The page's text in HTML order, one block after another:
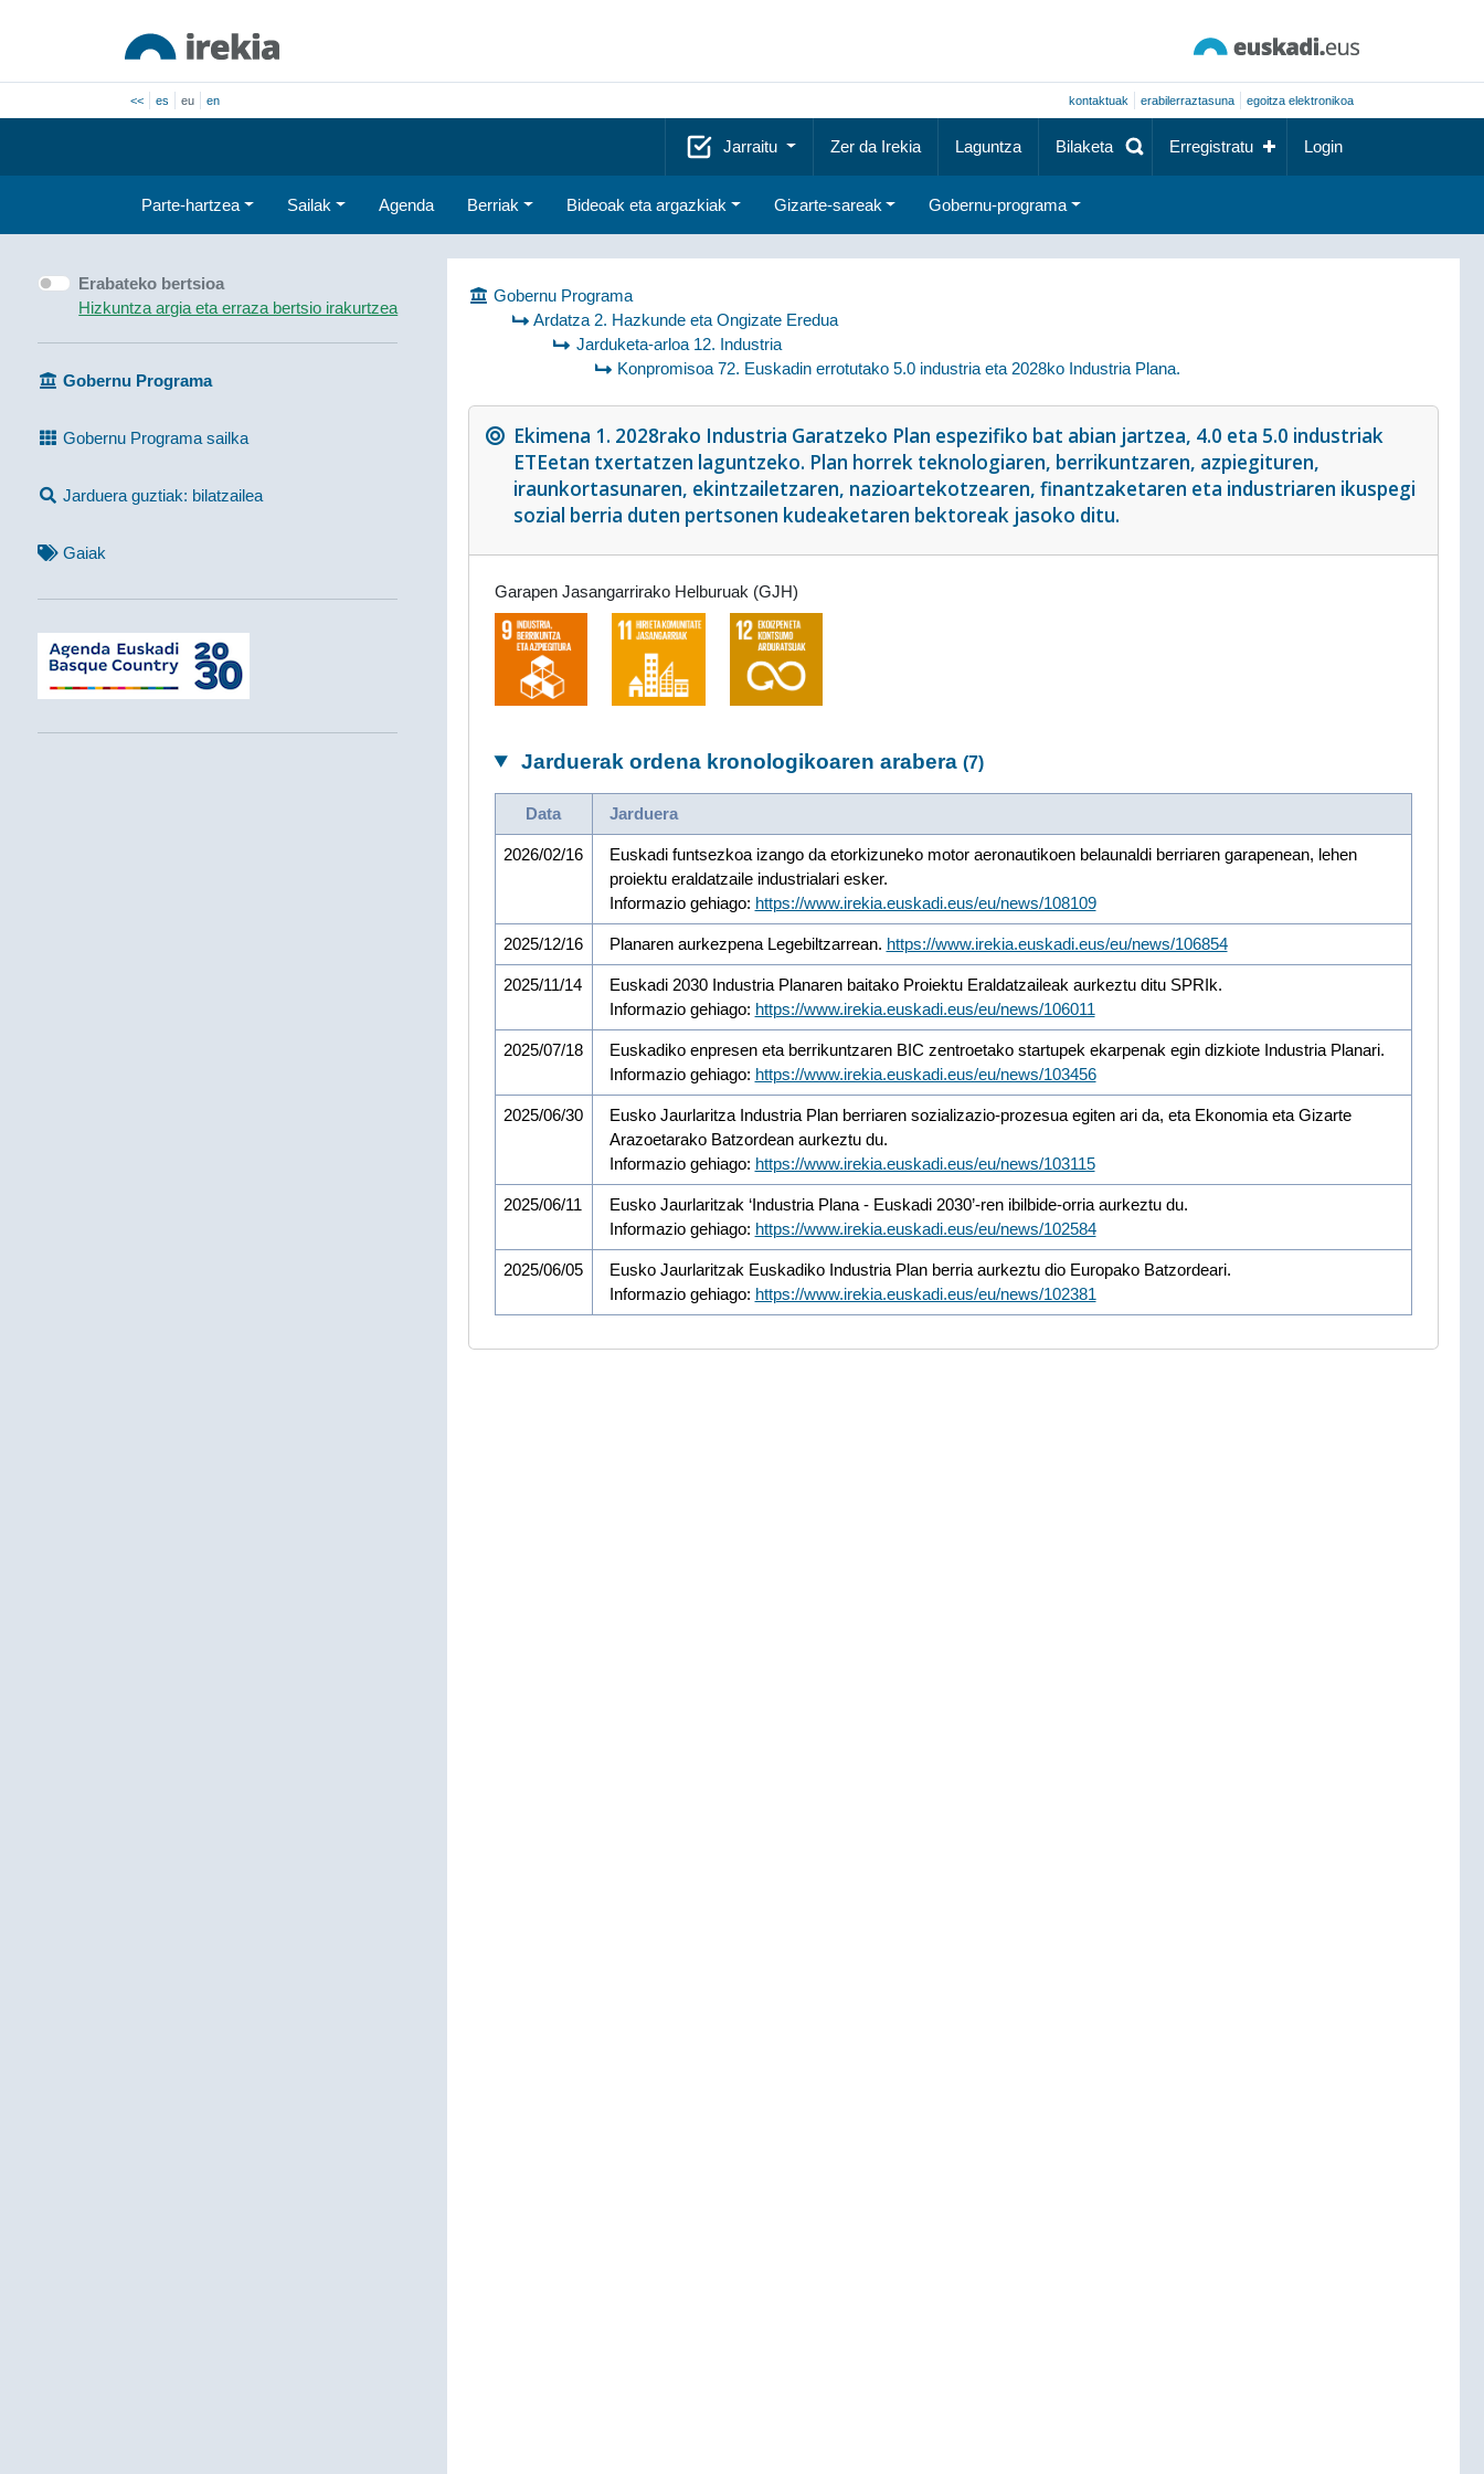
<< es eu en kontaktuak erabilerraztasuna egoitza elektronikoa
Jarraitu Zer da Irekia Laguntza Bilaketa Erregistratu Login
Parte-hartzea Sailak Agenda Berriak Bideoak eta argazkiak Gizarte-sareak Gobernu-programa
Erabateko bertsioa
Hizkuntza argia eta erraza bertsio irakurtzea
Gobernu Programa
Gobernu Programa sailka
Jarduera guztiak: bilatzailea
Gaiak
Gobernu Programa
Ardatza 2. Hazkunde eta Ongizate Eredua
Jarduketa-arloa 12. Industria
Konpromisoa 72. Euskadin errotutako 5.0 industria eta 2028ko Industria Plana.
Ekimena 1. 2028rako Industria Garatzeko Plan espezifiko bat abian jartzea, 4.0 eta 5.0 industriak
ETEetan txertatzen laguntzeko. Plan horrek teknologiaren, berrikuntzaren, azpiegituren,
iraunkortasunaren, ekintzailetzaren, nazioartekotzearen, finantzaketaren eta industriaren ikuspegi
sozial berria duten pertsonen kudeaketaren bektoreak jasoko ditu.
Garapen Jasangarrirako Helburuak (GJH)
Jarduerak ordena kronologikoaren arabera(7)
Data Jarduera
2026/02/16
Euskadi funtsezkoa izango da etorkizuneko motor aeronautikoen belaunaldi berriaren garapenean, lehen
proiektu eraldatzaile industrialari esker.
Informazio gehiago: https://www.irekia.euskadi.eus/eu/news/108109
2025/12/16 Planaren aurkezpena Legebiltzarrean. https://www.irekia.euskadi.eus/eu/news/106854
2025/11/14
Euskadi 2030 Industria Planaren baitako Proiektu Eraldatzaileak aurkeztu ditu SPRIk.
Informazio gehiago: https://www.irekia.euskadi.eus/eu/news/106011
2025/07/18
Euskadiko enpresen eta berrikuntzaren BIC zentroetako startupek ekarpenak egin dizkiote Industria Planari.
Informazio gehiago: https://www.irekia.euskadi.eus/eu/news/103456
2025/06/30
Eusko Jaurlaritza Industria Plan berriaren sozializazio-prozesua egiten ari da, eta Ekonomia eta Gizarte
Arazoetarako Batzordean aurkeztu du.
Informazio gehiago: https://www.irekia.euskadi.eus/eu/news/103115
2025/06/11
Eusko Jaurlaritzak ‘Industria Plana - Euskadi 2030’-ren ibilbide-orria aurkeztu du.
Informazio gehiago: https://www.irekia.euskadi.eus/eu/news/102584
2025/06/05
Eusko Jaurlaritzak Euskadiko Industria Plan berria aurkeztu dio Europako Batzordeari.
Informazio gehiago: https://www.irekia.euskadi.eus/eu/news/102381